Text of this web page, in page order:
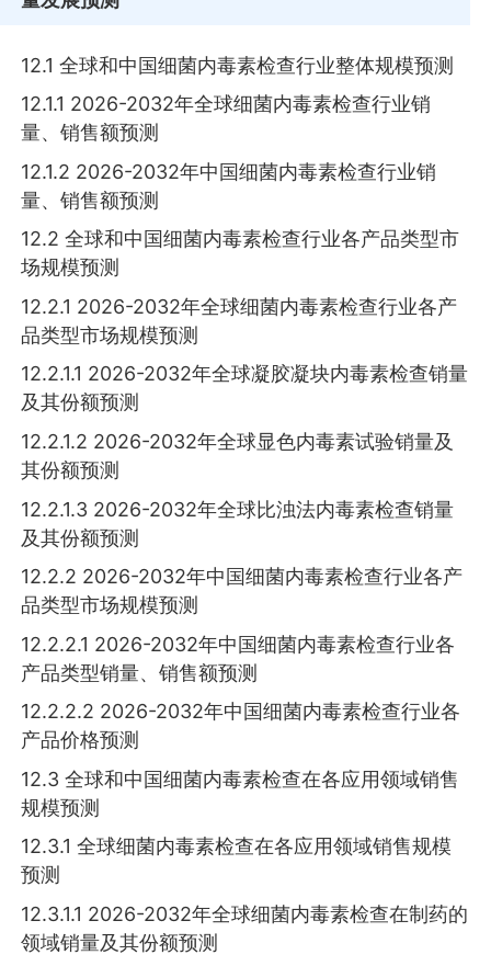
12.1 全球和中国细菌内毒素检查行业整体规模预测
12.1.1 2026-2032年全球细菌内毒素检查行业销
量、销售额预测
12.1.2 2026-2032年中国细菌内毒素检查行业销
量、销售额预测
12.2 全球和中国细菌内毒素检查行业各产品类型市
场规模预测
12.2.1 2026-2032年全球细菌内毒素检查行业各产
品类型市场规模预测
12.2.1.1 2026-2032年全球凝胶凝块内毒素检查销量
及其份额预测
12.2.1.2 2026-2032年全球显色内毒素试验销量及
其份额预测
12.2.1.3 2026-2032年全球比浊法内毒素检查销量
及其份额预测
12.2.2 2026-2032年中国细菌内毒素检查行业各产
品类型市场规模预测
12.2.2.1 2026-2032年中国细菌内毒素检查行业各
产品类型销量、销售额预测
12.2.2.2 2026-2032年中国细菌内毒素检查行业各
产品价格预测
12.3 全球和中国细菌内毒素检查在各应用领域销售
规模预测
12.3.1 全球细菌内毒素检查在各应用领域销售规模
预测
12.3.1.1 2026-2032年全球细菌内毒素检查在制药的
领域销量及其份额预测